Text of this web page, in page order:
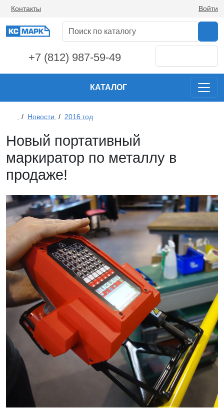
Контакты Войти
+7 (812) 987-59-49
КАТАЛОГ
/ Новости / 2016 год
Новый портативный
маркиратор по металлу в
продаже!